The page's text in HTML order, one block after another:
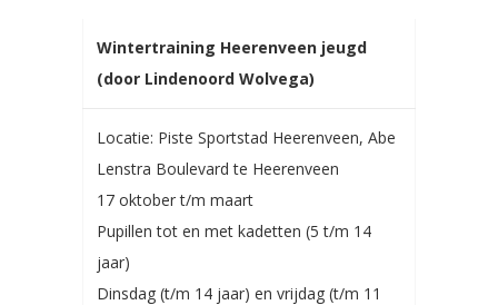
Wintertraining Heerenveen jeugd
(door Lindenoord Wolvega)
Locatie: Piste Sportstad Heerenveen, Abe
Lenstra Boulevard te Heerenveen
17 oktober t/m maart
Pupillen tot en met kadetten (5 t/m 14
jaar)
Dinsdag (t/m 14 jaar) en vrijdag (t/m 11